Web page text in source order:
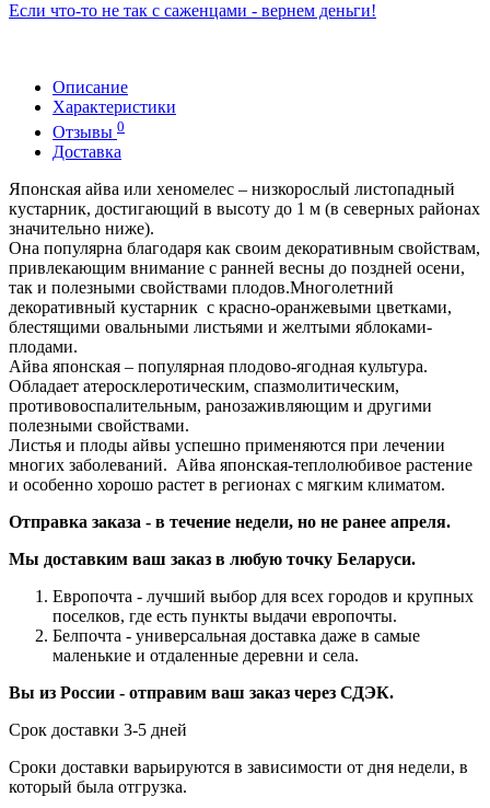
Если что-то не так с саженцами - вернем деньги!
Описание
Характеристики
Отзывы 0
Доставка
Японская айва или хеномелес – низкорослый листопадный
кустарник, достигающий в высоту до 1 м (в северных районах
значительно ниже).
Она популярна благодаря как своим декоративным свойствам,
привлекающим внимание с ранней весны до поздней осени,
так и полезными свойствами плодов.Многолетний
декоративный кустарник с красно-оранжевыми цветками,
блестящими овальными листьями и желтыми яблоками-
плодами.
Айва японская – популярная плодово-ягодная культура.
Обладает атеросклеротическим, спазмолитическим,
противовоспалительным, ранозаживляющим и другими
полезными свойствами.
Листья и плоды айвы успешно применяются при лечении
многих заболеваний. Айва японская-теплолюбивое растение
и особенно хорошо растет в регионах с мягким климатом.
Отправка заказа - в течение недели, но не ранее апреля.
Мы доставким ваш заказ в любую точку Беларуси.
Европочта - лучший выбор для всех городов и крупных
поселков, где есть пункты выдачи европочты.
Белпочта - универсальная доставка даже в самые
маленькие и отдаленные деревни и села.
Вы из России - отправим ваш заказ через СДЭК.
Срок доставки 3-5 дней
Сроки доставки варьируются в зависимости от дня недели, в
который была отгрузка.